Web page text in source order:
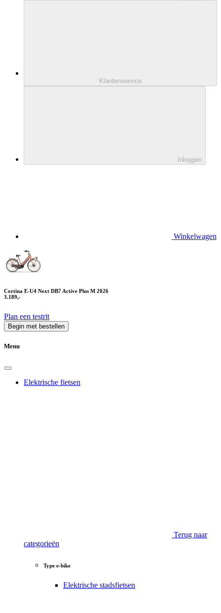
Klantenservice
Inloggen
Winkelwagen
Cortina E-U4 Next DB7 Active Plus M 2026
3.189,-
Plan een testrit
Begin met bestellen
Menu
Elektrische fietsen
Terug naar
categorieën
Type e-bike
Elektrische stadsfietsen